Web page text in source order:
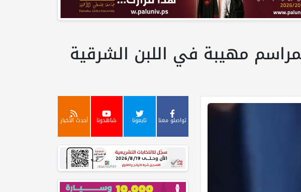
مهيبة في اللبن الشرقية
تواصلو معنا تابعونا شاهدونا أحدث الأخبار